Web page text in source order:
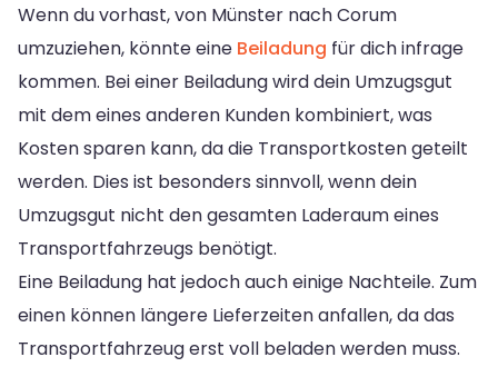
Wenn du vorhast, von Münster nach Corum
umzuziehen, könnte eine Beiladung für dich infrage
kommen. Bei einer Beiladung wird dein Umzugsgut
mit dem eines anderen Kunden kombiniert, was
Kosten sparen kann, da die Transportkosten geteilt
werden. Dies ist besonders sinnvoll, wenn dein
Umzugsgut nicht den gesamten Laderaum eines
Transportfahrzeugs benötigt.
Eine Beiladung hat jedoch auch einige Nachteile. Zum
einen können längere Lieferzeiten anfallen, da das
Transportfahrzeug erst voll beladen werden muss.